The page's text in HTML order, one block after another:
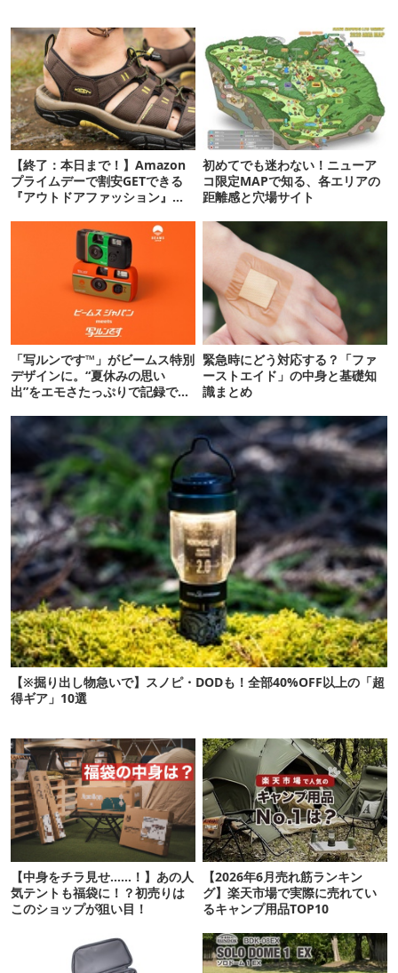
【終了：本日まで！】Amazon
プライムデーで割安GETできる
『アウトドアファッション』た
初めてでも迷わない！ニューア
コ限定MAPで知る、各エリアの
距離感と穴場サイト
「写ルンです™」がビームス特別
デザインに。“夏休みの思い
出”をエモさたっぷりで記録でき
緊急時にどう対応する？「ファ
ーストエイド」の中身と基礎知
識まとめ
【※掘り出し物急いで】スノピ・DODも！全部40%OFF以上の「超
得ギア」10選
【中身をチラ見せ……！】あの人
気テントも福袋に！？初売りは
このショップが狙い目！
【2026年6月売れ筋ランキン
グ】楽天市場で実際に売れてい
るキャンプ用品TOP10